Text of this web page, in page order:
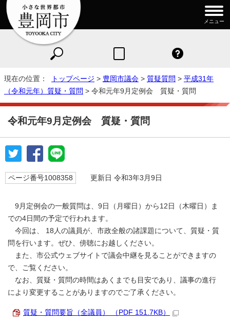
メニュー
現在の位置： トップページ > 豊岡市議会 > 質疑質問 > 平成31年
（令和元年）質疑・質問 > 令和元年9月定例会 質疑・質問
令和元年9月定例会 質疑・質問
ページ番号1008358 更新日 令和3年3月9日
9月定例会の一般質問は、9日（月曜日）から12日（木曜日）ま
での4日間の予定で行われます。
今回は、 18人の議員が、市政全般の諸課題について、質疑・質
問を行います。ぜひ、傍聴にお越しください。
また、市公式ウェブサイトで議会中継を見ることができますの
で、ご覧ください。
なお、質疑・質問の時間はあくまでも目安であり、議事の進行
により変更することがありますのでご了承ください。
質疑・質問要旨（全議員） （PDF 151.7KB）